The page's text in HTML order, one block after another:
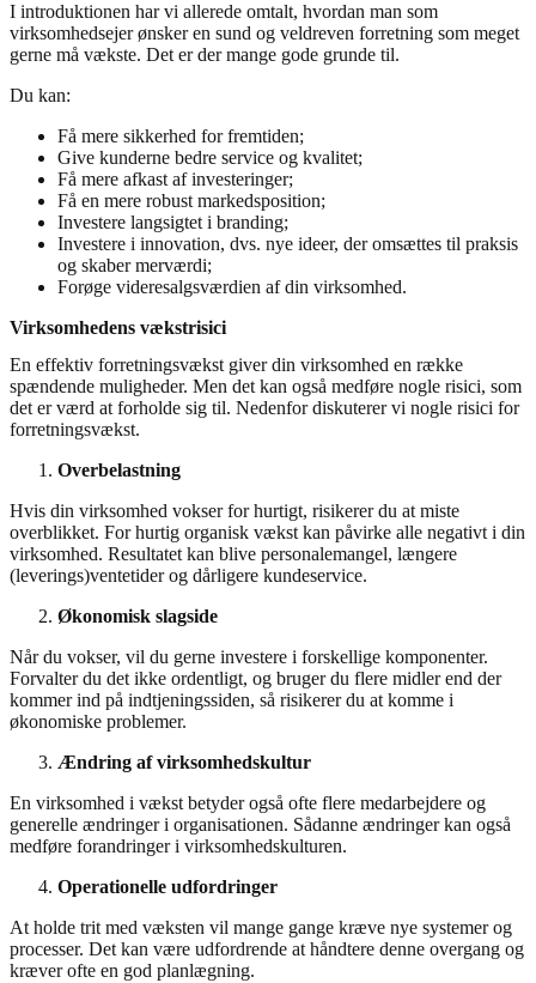
I introduktionen har vi allerede omtalt, hvordan man som
virksomhedsejer ønsker en sund og veldreven forretning som meget
gerne må vækste. Det er der mange gode grunde til.
Du kan:
Få mere sikkerhed for fremtiden;
Give kunderne bedre service og kvalitet;
Få mere afkast af investeringer;
Få en mere robust markedsposition;
Investere langsigtet i branding;
Investere i innovation, dvs. nye ideer, der omsættes til praksis
og skaber merværdi;
Forøge videresalgsværdien af din virksomhed.
Virksomhedens vækstrisici
En effektiv forretningsvækst giver din virksomhed en række
spændende muligheder. Men det kan også medføre nogle risici, som
det er værd at forholde sig til. Nedenfor diskuterer vi nogle risici for
forretningsvækst.
Overbelastning
Hvis din virksomhed vokser for hurtigt, risikerer du at miste
overblikket. For hurtig organisk vækst kan påvirke alle negativt i din
virksomhed. Resultatet kan blive personalemangel, længere
(leverings)ventetider og dårligere kundeservice.
Økonomisk slagside
Når du vokser, vil du gerne investere i forskellige komponenter.
Forvalter du det ikke ordentligt, og bruger du flere midler end der
kommer ind på indtjeningssiden, så risikerer du at komme i
økonomiske problemer.
Ændring af virksomhedskultur
En virksomhed i vækst betyder også ofte flere medarbejdere og
generelle ændringer i organisationen. Sådanne ændringer kan også
medføre forandringer i virksomhedskulturen.
Operationelle udfordringer
At holde trit med væksten vil mange gange kræve nye systemer og
processer. Det kan være udfordrende at håndtere denne overgang og
kræver ofte en god planlægning.